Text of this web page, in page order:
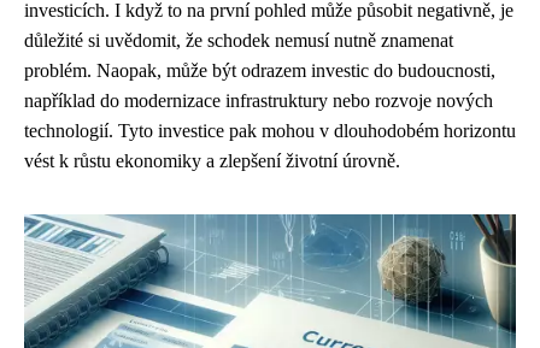
investicích. I když to na první pohled může působit negativně, je
důležité si uvědomit, že schodek nemusí nutně znamenat
problém. Naopak, může být odrazem investic do budoucnosti,
například do modernizace infrastruktury nebo rozvoje nových
technologií. Tyto investice pak mohou v dlouhodobém horizontu
vést k růstu ekonomiky a zlepšení životní úrovně.